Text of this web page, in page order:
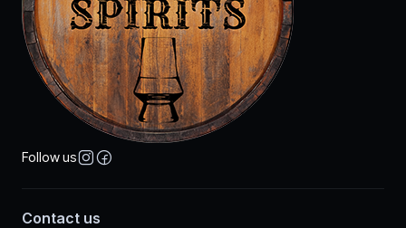
Follow us
Contact us